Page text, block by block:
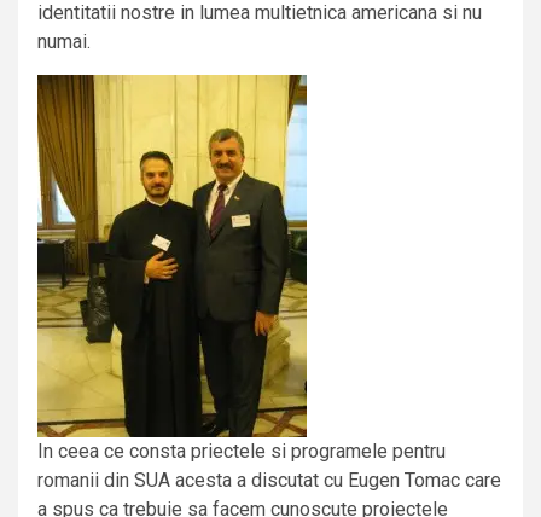
identitatii nostre in lumea multietnica americana si nu
numai.
In ceea ce consta priectele si programele pentru
romanii din SUA acesta a discutat cu Eugen Tomac care
a spus ca trebuie sa facem cunoscute proiectele